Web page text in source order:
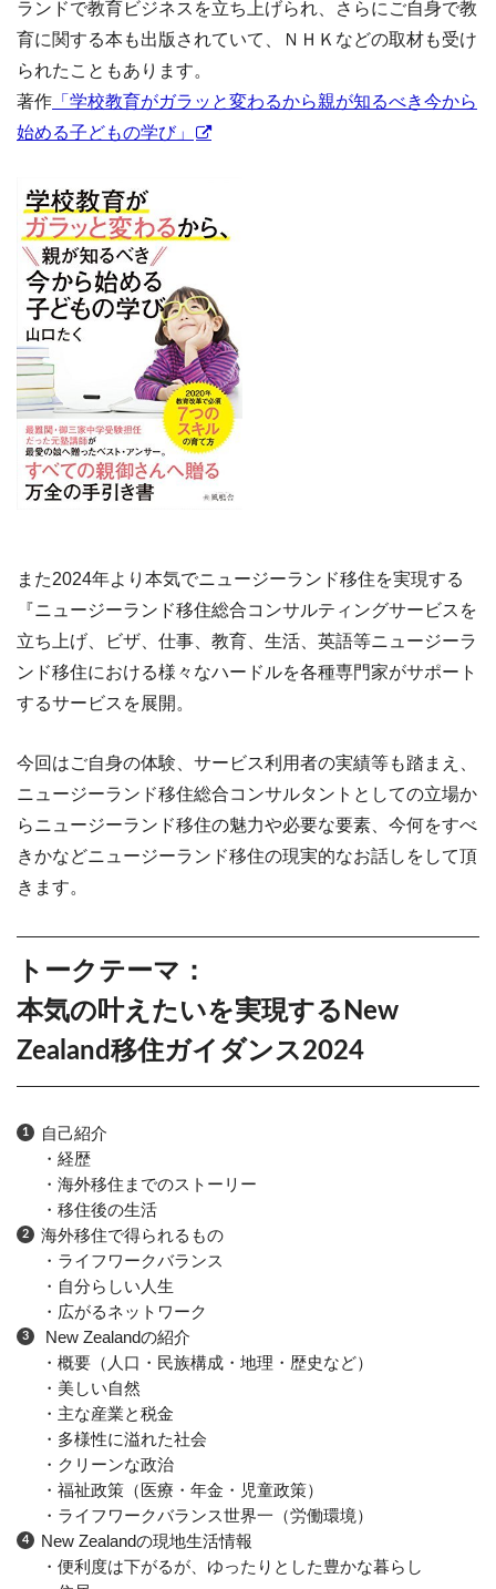
ランドで教育ビジネスを立ち上げられ、さらにご自身で教
育に関する本も出版されていて、ＮＨＫなどの取材も受け
られたこともあります。
著作 「学校教育がガラッと変わるから親が知るべき今から
始める子どもの学び」
また2024年より本気でニュージーランド移住を実現する
『ニュージーランド移住総合コンサルティングサービスを
立ち上げ、ビザ、仕事、教育、生活、英語等ニュージーラ
ンド移住における様々なハードルを各種専門家がサポート
するサービスを展開。
今回はご自身の体験、サービス利用者の実績等も踏まえ、
ニュージーランド移住総合コンサルタントとしての立場か
らニュージーランド移住の魅力や必要な要素、今何をすべ
きかなどニュージーランド移住の現実的なお話しをして頂
きます。
トークテーマ：
本気の叶えたいを実現するNew
Zealand移住ガイダンス2024
自己紹介
・経歴
・海外移住までのストーリー
・移住後の生活
海外移住で得られるもの
・ライフワークバランス
・自分らしい人生
・広がるネットワーク
New Zealandの紹介
・概要（人口・民族構成・地理・歴史など）
・美しい自然
・主な産業と税金
・多様性に溢れた社会
・クリーンな政治
・福祉政策（医療・年金・児童政策）
・ライフワークバランス世界一（労働環境）
New Zealandの現地生活情報
・便利度は下がるが、ゆったりとした豊かな暮らし